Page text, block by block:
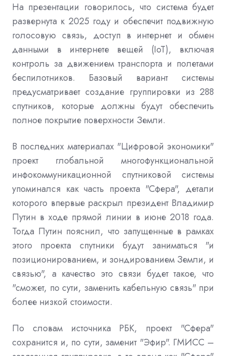
На презентации говорилось, что система будет
развернута к 2025 году и обеспечит подвижную
голосовую связь, доступ в интернет и обмен
данными в интернете вещей (IoT), включая
контроль за движением транспорта и полетами
беспилотников. Базовый вариант системы
предусматривает создание группировки из 288
спутников, которые должны будут обеспечить
полное покрытие поверхности Земли.
В последних материалах "Цифровой экономики"
проект глобальной многофункциональной
инфокоммуникационной спутниковой системы
упоминался как часть проекта "Сфера", детали
которого впервые раскрыл президент Владимир
Путин в ходе прямой линии в июне 2018 года.
Тогда Путин пояснил, что запущенные в рамках
этого проекта спутники будут заниматься "и
позиционированием, и зондированием Земли, и
связью", а качество это связи будет такое, что
"сможет, по сути, заменить кабельную связь" при
более низкой стоимости.
По словам источника РБК, проект "Сфера"
сохранится и, по сути, заменит "Эфир". ГМИСС –